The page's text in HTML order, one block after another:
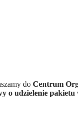
do Centrum
o udzielenie pakietu